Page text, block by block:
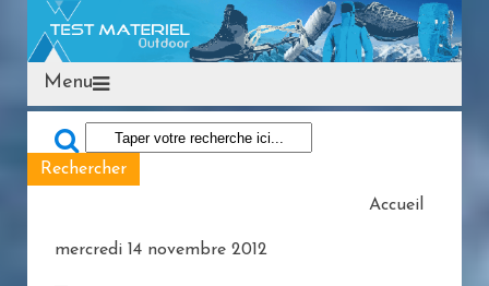
Menu
Accueil
mercredi 14 novembre 2012